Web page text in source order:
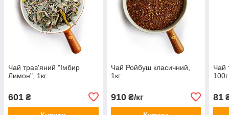
Чай трав'яний "Імбир
Лимон", 1кг
601 ₴
Чай Ройбуш класичний,
1кг
910₴/кг
Чай
100г
81